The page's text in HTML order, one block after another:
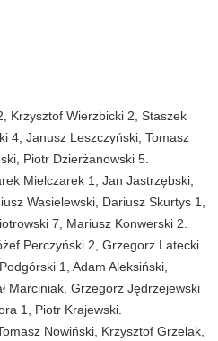
Krzysztof Wierzbicki 2, Staszek
4, Janusz Leszczyński, Tomasz
Piotr Dzierżanowski 5.
Mielczarek 1, Jan Jastrzębski,
Wasielewski, Dariusz Skurtys 1,
7, Mariusz Konwerski 2.
Perczyński 2, Grzegorz Latecki
1, Adam Aleksiński,
Marciniak, Grzegorz Jędrzejewski
1, Piotr Krajewski.
Nowiński, Krzysztof Grzelak,